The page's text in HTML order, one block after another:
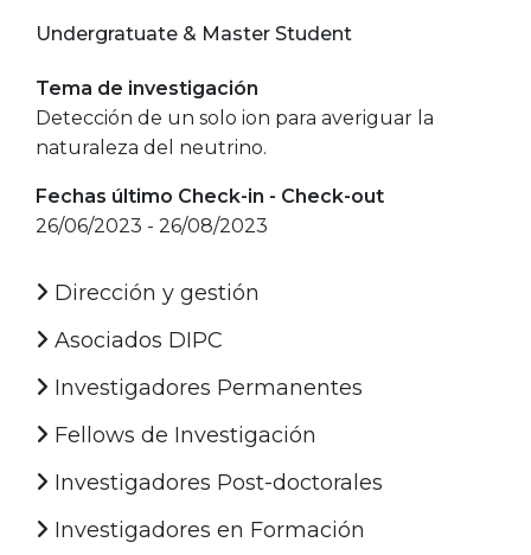
Undergratuate & Master Student
Tema de investigación
Detección de un solo ion para averiguar la
naturaleza del neutrino.
Fechas último Check-in - Check-out
26/06/2023 - 26/08/2023
Dirección y gestión
Asociados DIPC
Investigadores Permanentes
Fellows de Investigación
Investigadores Post-doctorales
Investigadores en Formación